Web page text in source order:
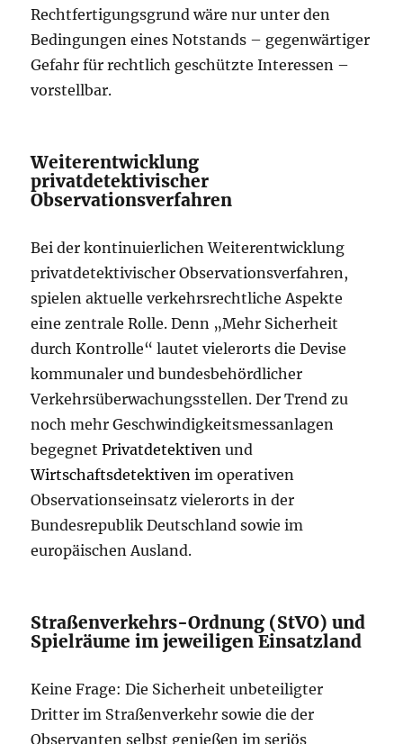
Rechtfertigungsgrund wäre nur unter den
Bedingungen eines Notstands – gegenwärtiger
Gefahr für rechtlich geschützte Interessen –
vorstellbar.
Weiterentwicklung
privatdetektivischer
Observationsverfahren
Bei der kontinuierlichen Weiterentwicklung
privatdetektivischer Observationsverfahren,
spielen aktuelle verkehrsrechtliche Aspekte
eine zentrale Rolle. Denn „Mehr Sicherheit
durch Kontrolle“ lautet vielerorts die Devise
kommunaler und bundesbehördlicher
Verkehrsüberwachungsstellen. Der Trend zu
noch mehr Geschwindigkeitsmessanlagen
begegnetPrivatdetektiven und
Wirtschaftsdetektiven im operativen
Observationseinsatz vielerorts in der
Bundesrepublik Deutschland sowie im
europäischen Ausland.
Straßenverkehrs-Ordnung (StVO) und
Spielräume im jeweiligen Einsatzland
Keine Frage: Die Sicherheit unbeteiligter
Dritter im Straßenverkehr sowie die der
Observanten selbst genießen im seriös